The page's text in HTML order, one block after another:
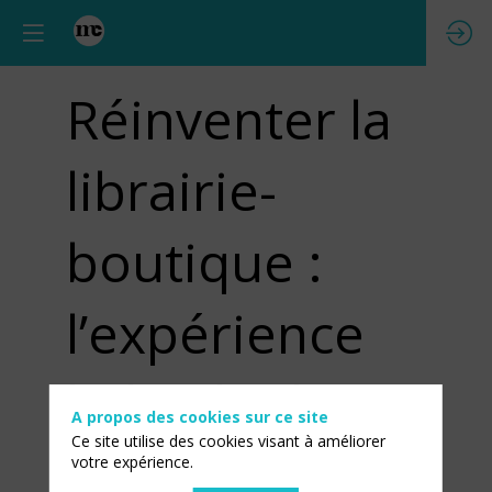
Réinventer la
librairie-
boutique :
l’expérience
hybride du
Musée des
A propos des cookies sur ce site
Ce site utilise des cookies visant à améliorer
votre expérience.